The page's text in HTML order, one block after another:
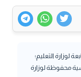
لوزارة التعليم؛
محفوظة لوزارة